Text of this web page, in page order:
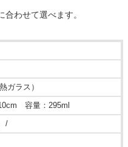
わせて選べます。
ガラス）
容量：295ml
/